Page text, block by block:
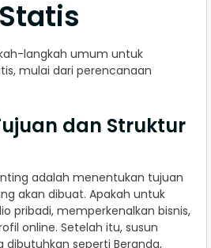
langkah umum untuk
mulai dari perencanaan
dan Struktur
adalah menentukan tujuan
akan dibuat. Apakah untuk
pribadi, memperkenalkan bisnis,
online. Setelah itu, susun
seperti Beranda,